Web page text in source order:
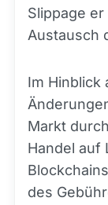
Slippage
Austausch
Im Hinblick
Markt
Handel auf
des